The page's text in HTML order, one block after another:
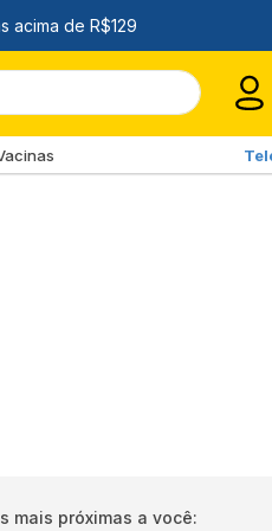
mais próximas a você: